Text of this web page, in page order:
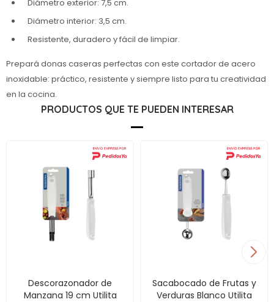
Diámetro exterior: 7,5 cm.
Diámetro interior: 3,5 cm.
Resistente, duradero y fácil de limpiar.
Prepará donas caseras perfectas con este cortador de acero
inoxidable: práctico, resistente y siempre listo para tu creatividad
en la cocina.
PRODUCTOS QUE TE PUEDEN INTERESAR
Descorazonador de
Manzana 19 cm Utilita
Sacabocado de Frutas y
Verduras Blanco Utilita